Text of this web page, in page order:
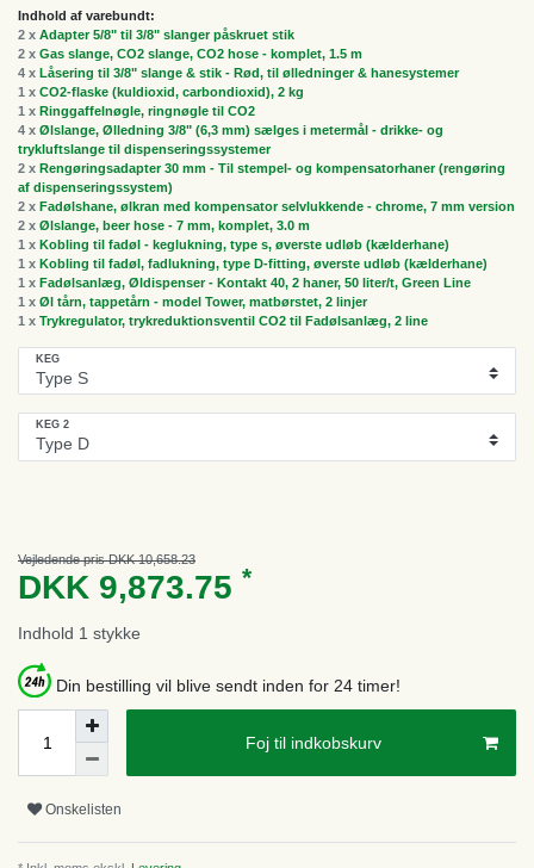
Indhold af varebundt:
2 x Adapter 5/8" til 3/8" slanger påskruet stik
2 x Gas slange, CO2 slange, CO2 hose - komplet, 1.5 m
4 x Låsering til 3/8" slange & stik - Rød, til ølledninger & hanesystemer
1 x CO2-flaske (kuldioxid, carbondioxid), 2 kg
1 x Ringgaffelnøgle, ringnøgle til CO2
4 x Ølslange, Ølledning 3/8" (6,3 mm) sælges i metermål - drikke- og
trykluftslange til dispenseringssystemer
2 x Rengøringsadapter 30 mm - Til stempel- og kompensatorhaner (rengøring
af dispenseringssystem)
2 x Fadølshane, ølkran med kompensator selvlukkende - chrome, 7 mm version
2 x Ølslange, beer hose - 7 mm, komplet, 3.0 m
1 x Kobling til fadøl - keglukning, type s, øverste udløb (kælderhane)
1 x Kobling til fadøl, fadlukning, type D-fitting, øverste udløb (kælderhane)
1 x Fadølsanlæg, Øldispenser - Kontakt 40, 2 haner, 50 liter/t, Green Line
1 x Øl tårn, tappetårn - model Tower, matbørstet, 2 linjer
1 x Trykregulator, trykreduktionsventil CO2 til Fadølsanlæg, 2 line
KEG
KEG 2
Vejledende pris DKK 10,658.23
DKK 9,873.75 *
Indhold 1 stykke
Din bestilling vil blive sendt inden for 24 timer!
Foj til indkobskurv
Onskelisten